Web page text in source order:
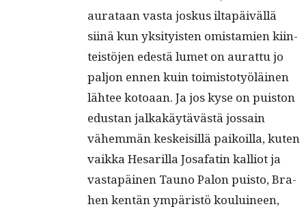
aurataan vas­ta joskus iltapäiväl­lä
siinä kun yksi­ty­is­ten omis­tamien kiin­
teistö­jen edestä lumet on aurat­tu jo
paljon ennen kuin toimis­to­työläi­nen
läh­tee kotoaan. Ja jos kyse on puis­ton
edus­tan jalka­käytävästä jos­sain
vähem­män keskeisil­lä paikoil­la, kuten
vaik­ka Hesar­il­la Josafatin kalliot ja
vastapäi­nen Tauno Palon puis­to, Bra­
hen ken­tän ympäristö kouluineen,